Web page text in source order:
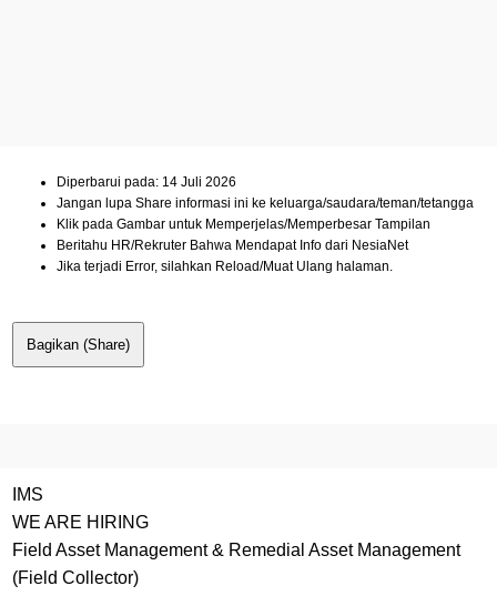
Diperbarui pada: 14 Juli 2026
Jangan lupa Share informasi ini ke keluarga/saudara/teman/tetangga
Klik pada Gambar untuk Memperjelas/Memperbesar Tampilan
Beritahu HR/Rekruter Bahwa Mendapat Info dari NesiaNet
Jika terjadi Error, silahkan Reload/Muat Ulang halaman.
Bagikan (Share)
IMS
WE ARE HIRING
Field Asset Management & Remedial Asset Management
(Field Collector)